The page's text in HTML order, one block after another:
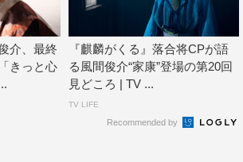
介、最終
きっと心
『麒麟がくる』落合将CPが語
る風間俊介“家康”登場の第20回
見どころ | TV ...
TV LIFE
Recommended by